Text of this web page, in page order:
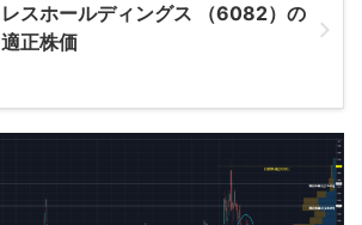
レスホールディングス （6082）の
適正株価